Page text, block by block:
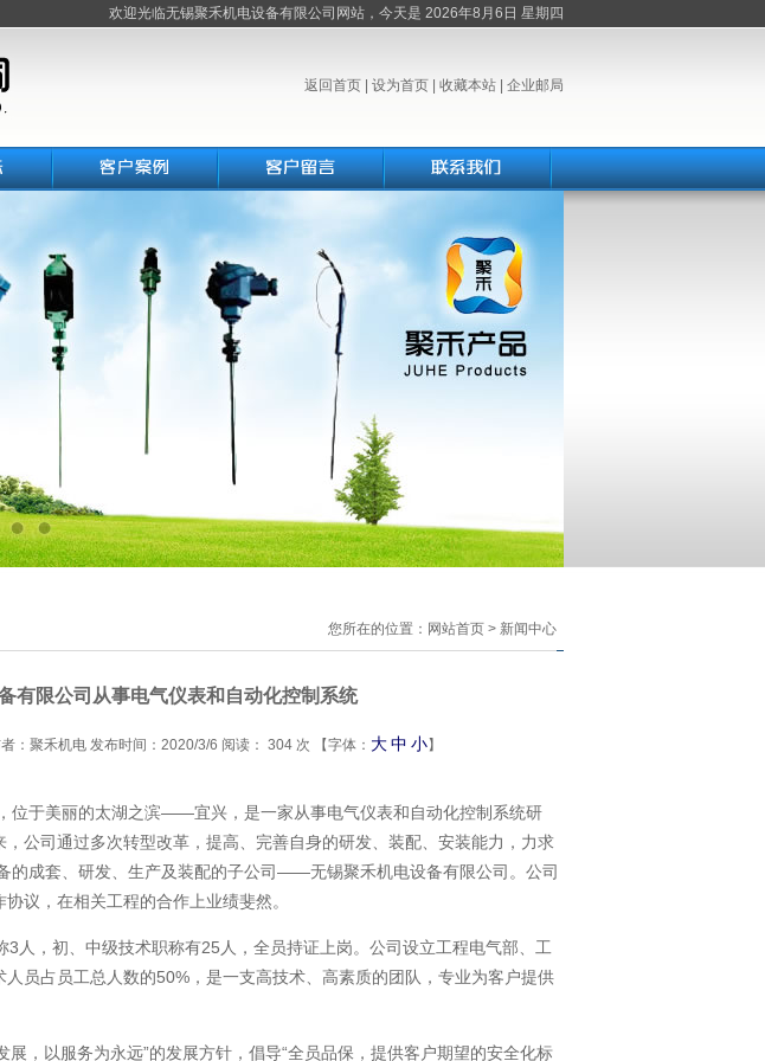
欢迎光临无锡聚禾机电设备有限公司网站，今天是 2026年8月6日 星期四
返回首页 设为首页 收藏本站 企业邮局
您所在的位置： 网站首页 > 新闻中心
有限公司从事电气仪表和自动化控制系统
：聚禾机电 发布时间：2020/3/6 阅读： 304次 【字体： 大 中 小】
位于美丽的太湖之滨——宜兴，是一家从事电气仪表和自动化控制系统研
公司通过多次转型改革，提高、完善自身的研发、装配、安装能力，力求
的成套、研发、生产及装配的子公司——无锡聚禾机电设备有限公司。公司
议，在相关工程的合作上业绩斐然。
，初、中级技术职称有25人，全员持证上岗。公司设立工程电气部、工
员占员工总人数的50%，是一支高技术、高素质的团队，专业为客户提供
以服务为永远”的发展方针，倡导“全员品保，提供客户期望的安全化标